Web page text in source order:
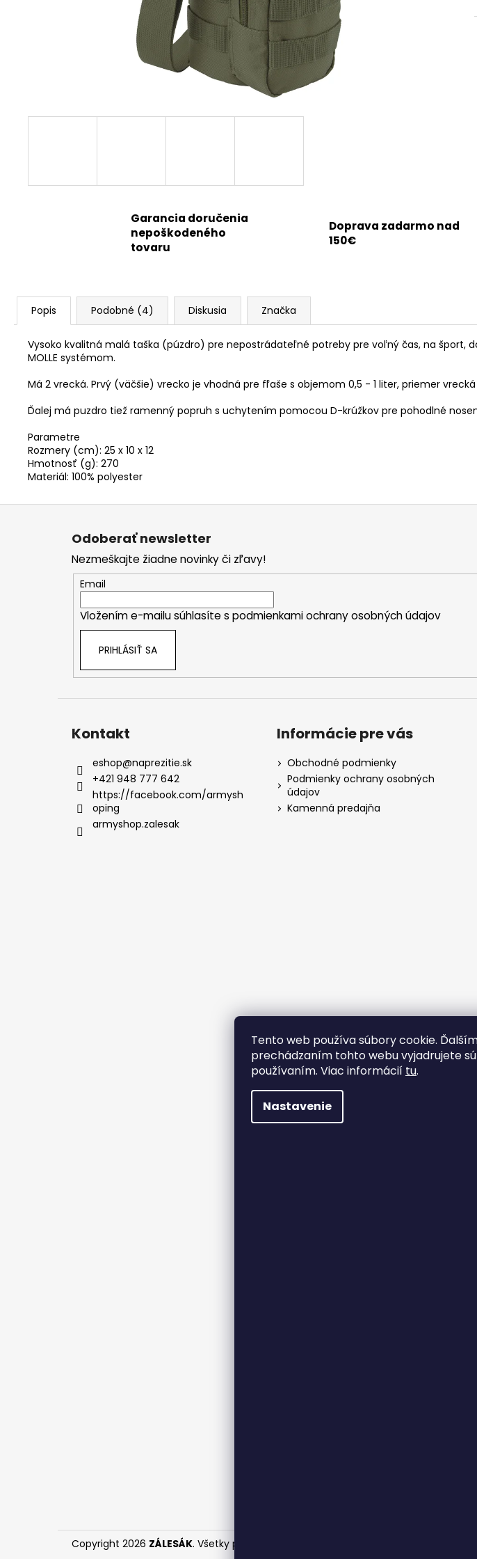
Tento web používa súbory cookie.
prechádzaním tohto webu vyjadrujete
používaním. Viac informácií tu.
Nastavenie
Garancia doručenia
nepoškodeného
tovaru
Doprava zadarmo nad
150€
Popis Podobné (4) Diskusia Značka
Vysoko kvalitná malá taška (púzdro) pre nepostrádateľné potreby pre voľný čas, na šport,
MOLLE systémom.
Má 2 vrecká. Prvý (väčšie) vrecko je vhodná pre fľaše s objemom 0,5 - 1 liter, priemer
Ďalej má puzdro tiež ramenný popruh s uchytením pomocou D-krúžkov pre pohodlné
Parametre
Rozmery (cm): 25 x 10 x 12
Hmotnosť (g): 270
Materiál: 100% polyester
Z
Odoberať newsletter
Nezmeškajte žiadne novinky či zľavy!
Email
Vložením e-mailu súhlasíte s podmienkami ochrany osobných údajov
PRIHLÁSIŤ SA
Kontakt
eshop@naprezitie.sk
+421 948 777 642
https://facebook.com/armysh
oping
armyshop.zalesak
Informácie pre vás
Obchodné podmienky
Podmienky ochrany osobných
údajov
Kamenná predajňa
Copyright 2026 ZÁLESÁK. Všetky práva vyhradené.